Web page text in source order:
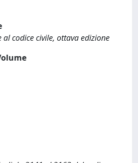
codice civile, ottava edizione